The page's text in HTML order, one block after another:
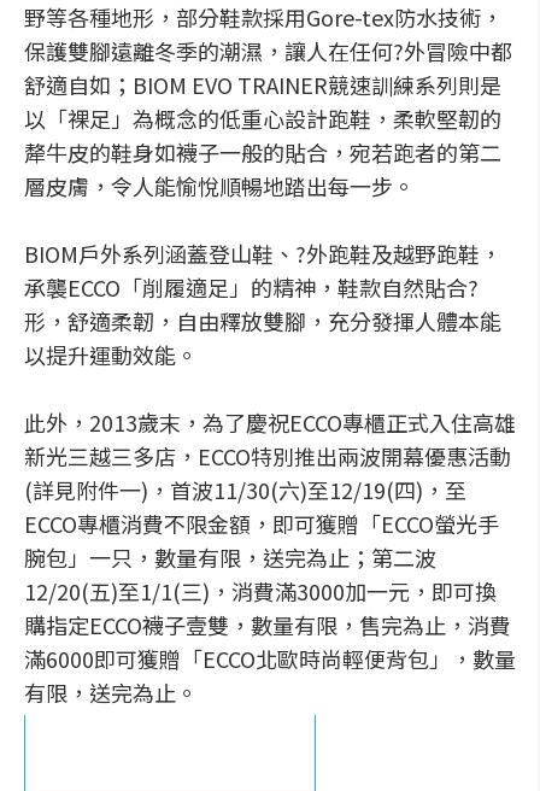
野等各種地形，部分鞋款採用Gore-tex防水技術，
保護雙腳遠離冬季的潮濕，讓人在任何?外冒險中都
舒適自如；BIOM EVO TRAINER競速訓練系列則是
以「裸足」為概念的低重心設計跑鞋，柔軟堅韌的
犛牛皮的鞋身如襪子一般的貼合，宛若跑者的第二
層皮膚，令人能愉悅順暢地踏出每一步。
BIOM戶外系列涵蓋登山鞋、?外跑鞋及越野跑鞋，
承襲ECCO「削履適足」的精神，鞋款自然貼合?
形，舒適柔韌，自由釋放雙腳，充分發揮人體本能
以提升運動效能。
此外，2013歲末，為了慶祝ECCO專櫃正式入住高雄
新光三越三多店，ECCO特別推出兩波開幕優惠活動
(詳見附件一)，首波11/30(六)至12/19(四)，至
ECCO專櫃消費不限金額，即可獲贈「ECCO螢光手
腕包」一只，數量有限，送完為止；第二波
12/20(五)至1/1(三)，消費滿3000加一元，即可換
購指定ECCO襪子壹雙，數量有限，售完為止，消費
滿6000即可獲贈「ECCO北歐時尚輕便背包」，數量
有限，送完為止。